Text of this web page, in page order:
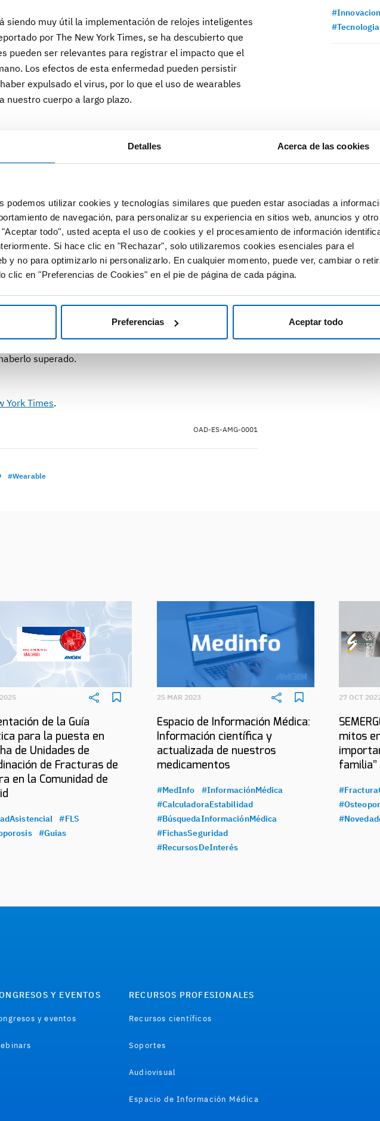
Detalles Acerca de las cookies
podemos utilizar cookies y tecnologías similares que pueden estar asociadas a
de navegación, para personalizar su experiencia en sitios web, anuncios y otro
todo", usted acepta el uso de cookies y el procesamiento de información
Si hace clic en "Rechazar", solo utilizaremos cookies esenciales para el
y no para optimizarlo ni personalizarlo. En cualquier momento, puede ver, cambiar o
clic en "Preferencias de Cookies" en el pie de página de cada página.
Preferencias Aceptar todo
siendo muy útil la implementación de relojes inteligentes
por The New York Times, se ha descubierto que
pueden ser relevantes para registrar el impacto que el
Los efectos de esta enfermedad pueden persistir
expulsado el virus, por lo que el uso de wearables
nuestro cuerpo a largo plazo.
Translational Institute en California realizó el
rastreando sus constantes vitales y datos
y cambios. Se registraron datos durante
inteligentes como el Apple Watch y los Fitbit, y
MyDataHelps.
patrones interesantes sobre la manera en que afecta
Concretamente, los voluntarios que estaban contagiados
al noveno día desde que mostraron síntomas,
de control (personas con otras enfermedades, sin SARS-
cardíacas de los afectados se dispararon y
No empezaron a normalizarse hasta que pasaron, de
concluyó que los pacientes sintieron los efectos del virus
superado.
York Times.
OAD-ES-AMG-0001
#Wearable
#Innovacion
de la Guía
para la puesta en
de Unidades de
de Fracturas de
en la Comunidad de
#FLS
#Guias
25 MAR 2023
Espacio de Información Médica:
Información científica y
actualizada de nuestros
medicamentos
#MedInfo
#InformaciónMédica
#CalculadoraEstabilidad
#BúsquedaInformaciónMédica
#FichasSeguridad
#RecursosDeInterés
27 OCT
mitos
familia”
Y EVENTOS
y eventos
RECURSOS PROFESIONALES
Recursos científicos
Soportes
Audiovisual
Espacio de Información Médica